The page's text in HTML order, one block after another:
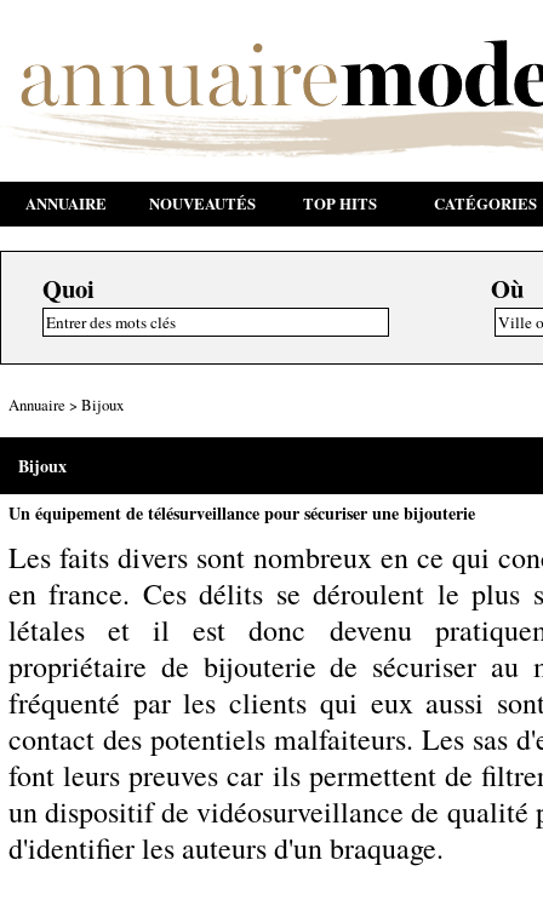
ANNUAIRE NOUVEAUTÉS TOP HITS CATÉGORIES
Quoi Où
Annuaire > Bijoux
Bijoux
Un équipement de télésurveillance pour sécuriser une bijouterie
Les faits divers sont nombreux en ce qui
en france. Ces délits se déroulent le plus
létales et il est donc devenu
propriétaire de bijouterie de sécuriser au
fréquenté par les clients qui eux aussi
contact des potentiels malfaiteurs. Les sas
font leurs preuves car ils permettent de
un dispositif de vidéosurveillance de qualité
d'identifier les auteurs d'un braquage.